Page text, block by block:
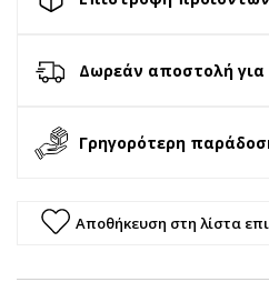
Δωρεάν αποστολή
Γρηγορότερη
Αποθήκευση στη λίστα